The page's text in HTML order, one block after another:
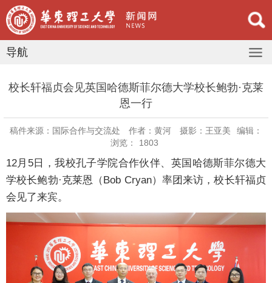
导航
校长轩福贞会见英国哈德斯菲尔德大学校长鲍勃·克莱
恩一行
稿件来源：国际合作与交流处 作者：黄河 摄影：王亚美
编辑：
浏览：
1803
12月5日，我校孔子学院合作伙伴、英国哈德斯菲尔德大
学校长鲍勃·克莱恩（Bob Cryan）率团来访，校长轩福贞
会见了来宾。